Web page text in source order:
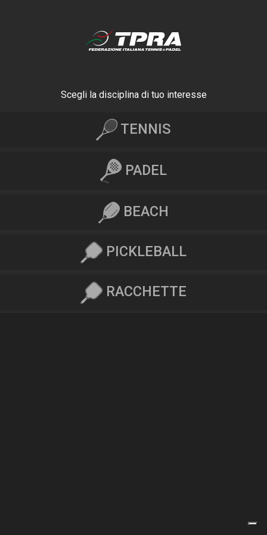
Scegli la disciplina di tuo interesse
TENNIS
PADEL
BEACH
PICKLEBALL
RACCHETTE